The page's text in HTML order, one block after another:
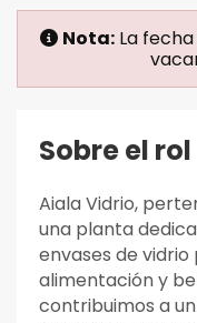
Nota:La
Sobre el rol
Aiala Vidrio,
una planta
envases de
alimentación y
contribuimos a